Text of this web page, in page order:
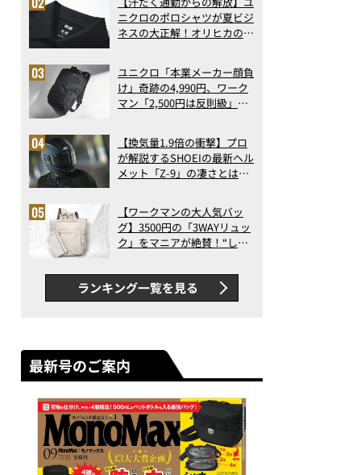
で決定版
ニクロのポロシャツが夏ビジ
ネスの大正解！オリヒカの透
アの実力
ユニクロ「本業メーカー顔負
け」奇跡の4,990円、ワーク
マン「2,500円は反則級」凄
ト3】（2026年6月版）
【換気量1.9倍の衝撃】プロ
が解説するSHOEIの最新ヘル
メット「Z-9」の凄さとは？
ス【ワークマンの大人気バッ
グ】3500円の「3WAYリュッ
ク」をマニアが絶賛！“しご
判以上に優秀だった
ランキング一覧を見る
最新号のご案内